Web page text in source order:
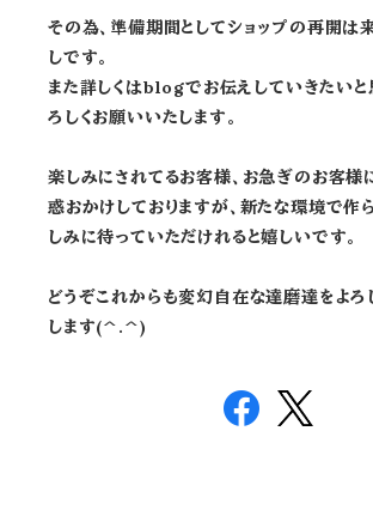
その為、準備期間としてショップの再開は
しです。
また詳しくはblogでお伝えしていきたい
ろしくお願いいたします。
楽しみにされてるお客様、お急ぎのお客様
惑おかけしておりますが、新たな環境で作
しみに待っていただけれると嬉しいです。
どうぞこれからも変幻自在な達磨達をよろ
します(^.^)